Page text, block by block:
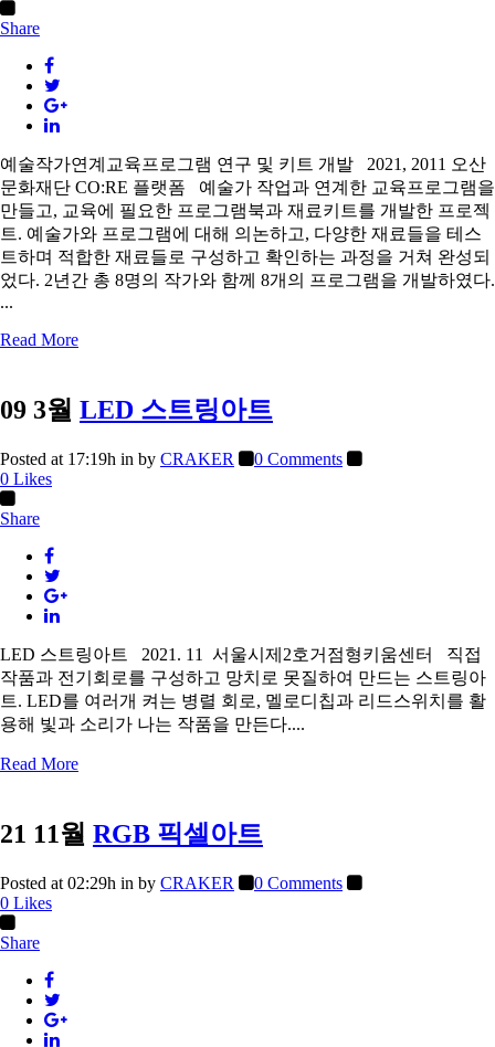
Share
예술작가연계교육프로그램 연구 및 키트 개발 2021, 2011 오산
문화재단 CO:RE 플랫폼 예술가 작업과 연계한 교육프로그램을
만들고, 교육에 필요한 프로그램북과 재료키트를 개발한 프로젝
트. 예술가와 프로그램에 대해 의논하고, 다양한 재료들을 테스
트하며 적합한 재료들로 구성하고 확인하는 과정을 거쳐 완성되
었다. 2년간 총 8명의 작가와 함께 8개의 프로그램을 개발하였다.
...
Read More
09 3월 LED 스트링아트
Posted at 17:19h in by CRAKER
0 Comments
0 Likes
Share
LED 스트링아트 2021. 11 서울시제2호거점형키움센터 직접
작품과 전기회로를 구성하고 망치로 못질하여 만드는 스트링아
트. LED를 여러개 켜는 병렬 회로, 멜로디칩과 리드스위치를 활
용해 빛과 소리가 나는 작품을 만든다....
Read More
21 11월 RGB 픽셀아트
Posted at 02:29h in by CRAKER
0 Comments
0 Likes
Share